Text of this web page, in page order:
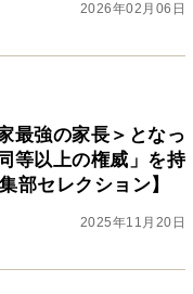
2026年02月06日
最強の家長＞となっ
等以上の権威」を持
部セレクション】
2025年11月20日